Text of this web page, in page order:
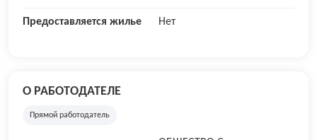
Предоставляется жилье Нет
О РАБОТОДАТЕЛЕ
Прямой работодатель